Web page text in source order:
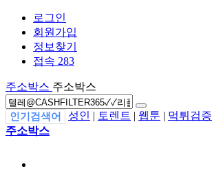
로그인
회원가입
정보찾기
접속 283
주소박스 주소박스
인기검색어 성인 | 토렌트 | 웹툰 | 먹튀검증
주소박스